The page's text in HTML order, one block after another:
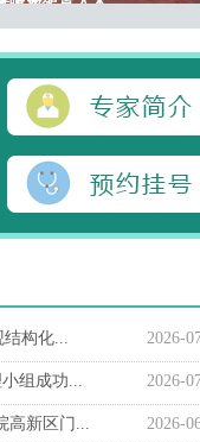
球消化顶级...
临床研究排名前列
上游！
2026-
构化...
2026-
组成功...
2026-
高新区门...